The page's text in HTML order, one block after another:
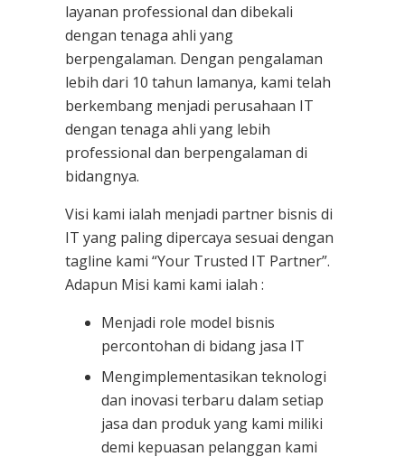
layanan professional dan dibekali
dengan tenaga ahli yang
berpengalaman. Dengan pengalaman
lebih dari 10 tahun lamanya, kami telah
berkembang menjadi perusahaan IT
dengan tenaga ahli yang lebih
professional dan berpengalaman di
bidangnya.
Visi kami ialah menjadi partner bisnis di
IT yang paling dipercaya sesuai dengan
tagline kami “Your Trusted IT Partner”.
Adapun Misi kami kami ialah :
Menjadi role model bisnis
percontohan di bidang jasa IT
Mengimplementasikan teknologi
dan inovasi terbaru dalam setiap
jasa dan produk yang kami miliki
demi kepuasan pelanggan kami